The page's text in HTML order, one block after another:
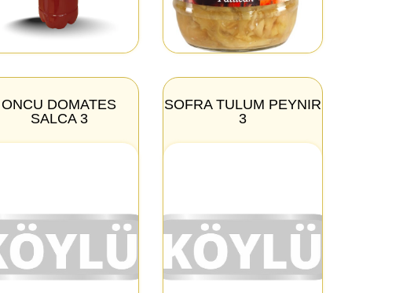
ONCU DOMATES
SALCA 3
SOFRA TULUM PEYNIR
3